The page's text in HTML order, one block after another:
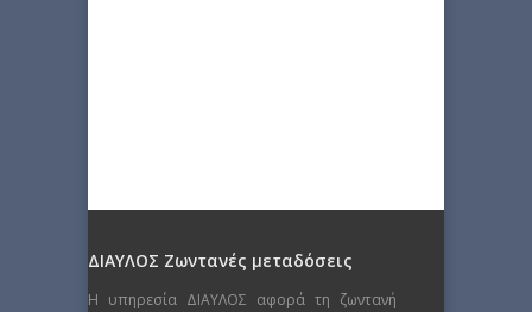
ΔΙΑΥΛΟΣ Ζωντανές μεταδόσεις
Η υπηρεσία ΔΙΑΥΛΟΣ αφορά τη ζωντανή